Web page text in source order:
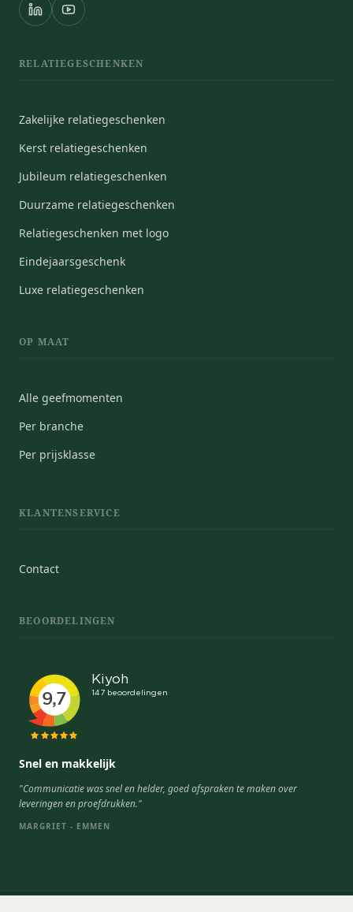
RELATIEGESCHENKEN
Zakelijke relatiegeschenken
Kerst relatiegeschenken
Jubileum relatiegeschenken
Duurzame relatiegeschenken
Relatiegeschenken met logo
Eindejaarsgeschenk
Luxe relatiegeschenken
OP MAAT
Alle geefmomenten
Per branche
Per prijsklasse
KLANTENSERVICE
Contact
BEOORDELINGEN
Snel en makkelijk
"Communicatie was snel en helder, goed afspraken te maken over
leveringen en proefdrukken."
MARGRIET - EMMEN